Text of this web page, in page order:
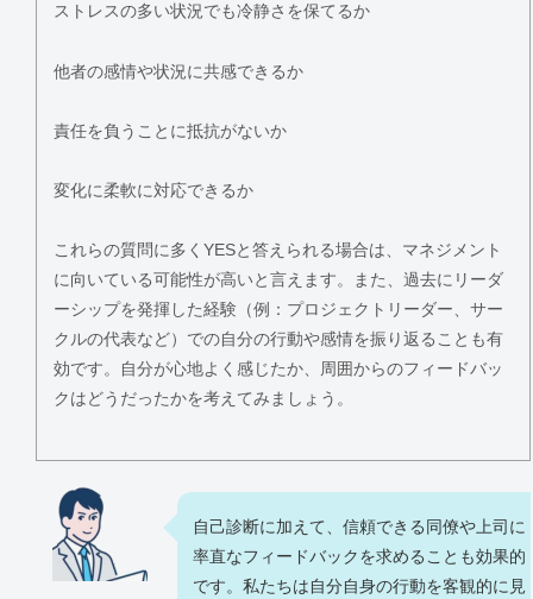
ストレスの多い状況でも冷静さを保てるか
他者の感情や状況に共感できるか
責任を負うことに抵抗がないか
変化に柔軟に対応できるか
これらの質問に多くYESと答えられる場合は、マネジメント
に向いている可能性が高いと言えます。また、過去にリーダ
ーシップを発揮した経験（例：プロジェクトリーダー、サー
クルの代表など）での自分の行動や感情を振り返ることも有
効です。自分が心地よく感じたか、周囲からのフィードバッ
クはどうだったかを考えてみましょう。
自己診断に加えて、信頼できる同僚や上司に
率直なフィードバックを求めることも効果的
です。私たちは自分自身の行動を客観的に見